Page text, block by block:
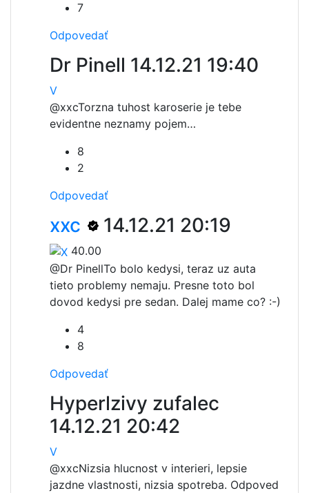
7
Odpovedať
Dr Pinell 14.12.21 19:40
V
@xxcTorzna tuhost karoserie je tebe
evidentne neznamy pojem…
8
2
Odpovedať
xxc 14.12.21 20:19
40.00
@Dr PinellTo bolo kedysi, teraz uz auta
tieto problemy nemaju. Presne toto bol
dovod kedysi pre sedan. Dalej mame co? :-)
4
8
Odpovedať
Hyperlzivy zufalec
14.12.21 20:42
V
@xxcNizsia hlucnost v interieri, lepsie
jazdne vlastnosti, nizsia spotreba. Odpoved